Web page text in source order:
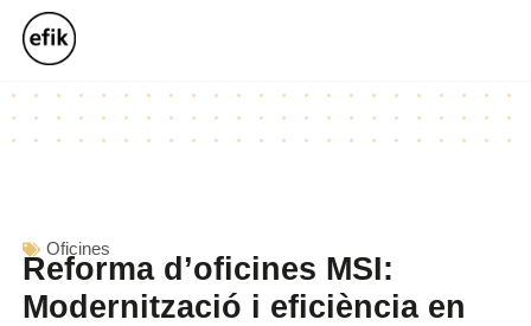
Oficines
Reforma d’oficines MSI:
Modernització i eficiència en